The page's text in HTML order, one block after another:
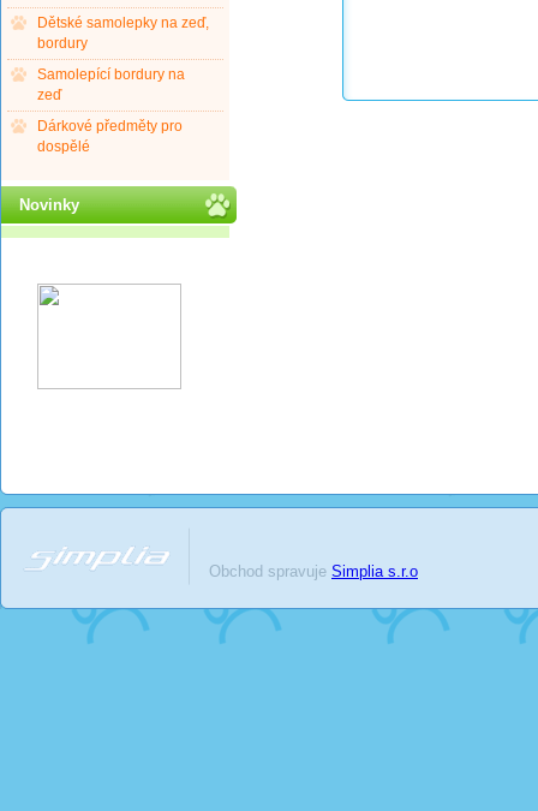
Dětské samolepky na zeď,
bordury
Samolepící bordury na
zeď
Dárkové předměty pro
dospělé
Novinky
Obchod spravuje Simplia s.r.o